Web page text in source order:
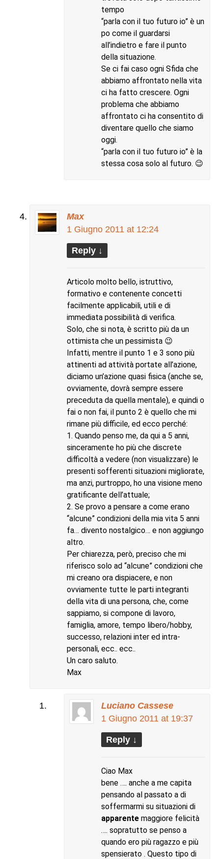
tempo
“parla con il tuo futuro io” è un
po come il guardarsi
all’indietro e fare il punto
della situazione.
Se ci fai caso ogni Sfida che
abbiamo affrontato nella vita
ci ha fatto crescere. Ogni
problema che abbiamo
affrontato ci ha consentito di
diventare quello che siamo
oggi.
“parla con il tuo futuro io” è la
stessa cosa solo al futuro. 😉
Max
1 Giugno 2011 at 12:24
Reply ↓
Articolo molto bello, istruttivo,
formativo e contenente concetti
facilmente applicabili, utili e di
immediata possibilità di verifica.
Solo, che si nota, è scritto più da un
ottimista che un pessimista 😉
Infatti, mentre il punto 1 e 3 sono più
attinenti ad attività portate all’azione,
diciamo un’azione quasi fisica (anche se,
ovviamente, dovrà sempre essere
preceduta da quella mentale), e quindi o
fai o non fai, il punto 2 è quello che mi
rimane più difficile, ed ecco perché:
1. Quando penso me, da qui a 5 anni,
sinceramente ho più che discrete
difficoltà a vedere (non visualizzare) le
presenti sofferenti situazioni migliorate,
ma anzi, purtroppo, ho una visione meno
gratificante dell’attuale;
2. Se provo a pensare a come erano
“alcune” condizioni della mia vita 5 anni
fa… divento nostalgico… e non aggiungo
altro.
Per chiarezza, però, preciso che mi
riferisco solo ad “alcune” condizioni che
mi creano ora dispiacere, e non
ovviamente tutte le parti integranti
della vita di una persona, che, come
sappiamo, si compone di lavoro,
famiglia, amore, tempo libero/hobby,
successo, relazioni inter ed intra-
personali, ecc.. ecc..
Un caro saluto.
Max
Luciano Cassese
1 Giugno 2011 at 19:37
Reply ↓
Ciao Max
bene …. anche a me capita
pensando al passato a di
soffermarmi su situazioni di
apparente maggiore felicità
…. sopratutto se penso a
quando ero più ragazzo e più
spensierato . Questo tipo di